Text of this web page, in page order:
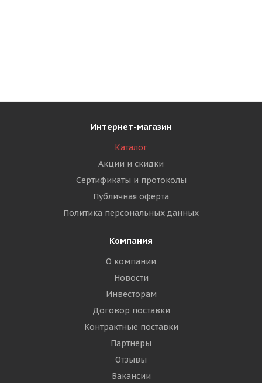
Интернет-магазин
Каталог
Акции и скидки
Сертификаты и протоколы
Публичная оферта
Политика персональных данных
Компания
О компании
Новости
Инвесторам
Договор поставки
Контрактные поставки
Партнеры
Отзывы
Вакансии